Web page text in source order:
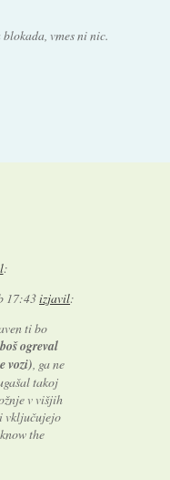
vmes ni nic.
:
17:43izjavil:
ti bo
ogreval
vozi) , ga ne
takoj
v višjih
vključujejo
the